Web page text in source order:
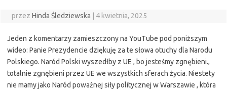
przez Hinda Śledziewska 4 kwietnia, 2025
Jeden z komentarzy zamieszczony na YouTube pod poniższym
wideo: Panie Prezydencie dziękuję za te słowa otuchy dla Narodu
Polskiego. Naród Polski wyszedłby z UE , bo jesteśmy zgnębieni.,
totalnie zgnębieni przez UE we wszystkich sferach życia. Niestety
nie mamy jako Naród poważnej siły politycznej w Warszawie , która